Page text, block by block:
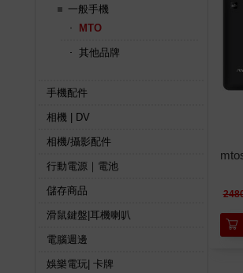
一般手機
MTO
其他品牌
手機配件
相機 | DV
相機/攝影配件
行動電源｜電池
儲存商品
滑鼠鍵盤|耳機喇叭
電腦週邊
娛樂電玩| 卡牌